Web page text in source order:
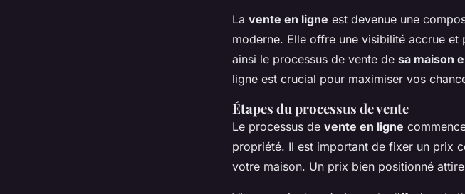
La vente en ligne est devenue une
moderne. Elle offre une visibilité accrue
ainsi le processus de vente de sa maison
ligne est crucial pour maximiser vos
Étapes du processus de vente
Le processus de vente en ligne
propriété. Il est important de fixer un prix
votre maison. Un prix bien positionné